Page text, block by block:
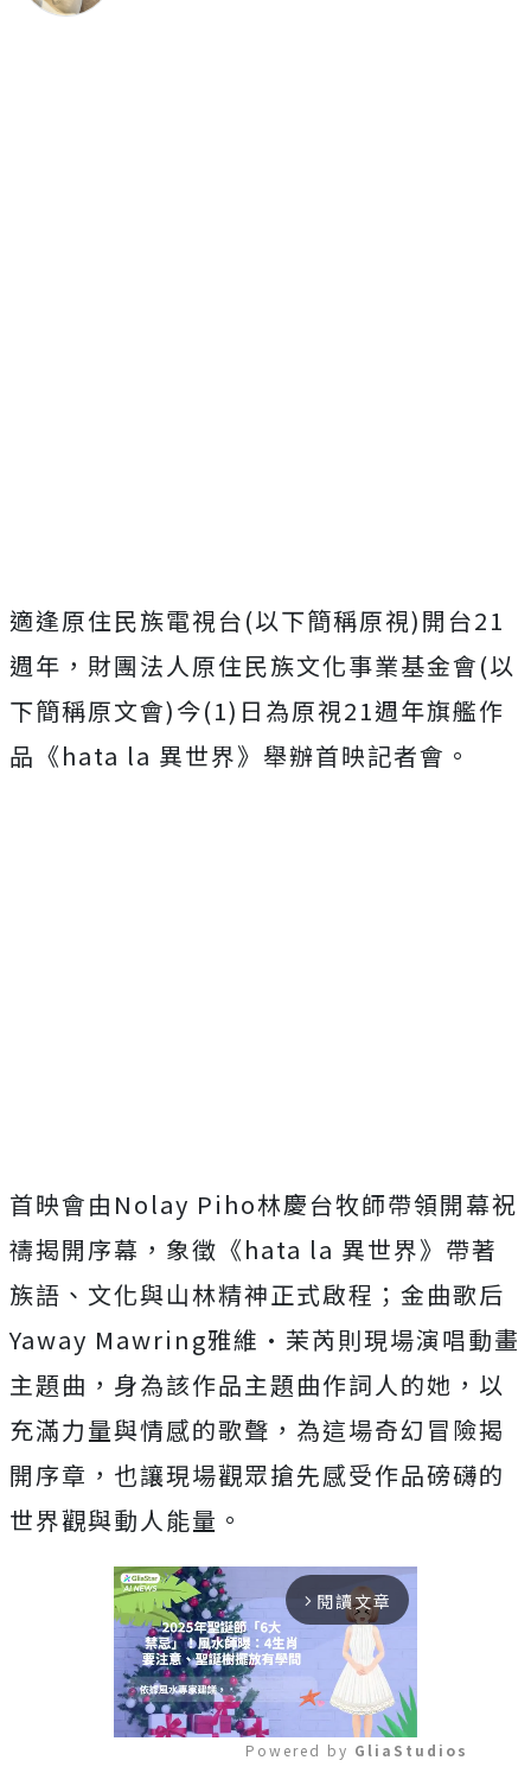
適逢原住民族電視台(以下簡稱原視)開台21
週年， 財團法人原住民族文化事業基金會(以
下簡稱原文會)今(1) 日為原視21週年旗艦作
品《hata la 異世界》舉辦首映記者會。
首映會由Nolay Piho林慶台牧師帶領開幕祝
禱揭開序幕，象徵《hata la 異世界》帶著
族語、文化與山林精神正式啟程；金曲歌后
Yaway Mawring雅維·茉芮則現場演唱動畫
主題曲， 身為該作品主題曲作詞人的她，以
充滿力量與情感的歌聲， 為這場奇幻冒險揭
開序章， 也讓現場觀眾搶先感受作品磅礴的
世界觀與動人能量。
arrow_forward_ios 閱讀文章
Powered by GliaStudios